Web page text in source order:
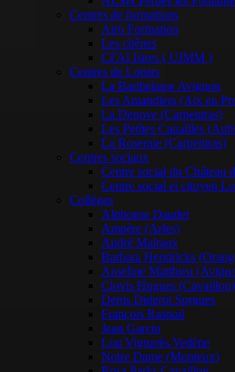
Centres de formations
Airo Formation
Les chênes
CFAI Istres ( UIMM )
Centres de Loisirs
La Barthelasse Avignon
Les Amandiers (Aix en
La Denove (Carpentras)
Les Petites Canailles
La Roseraie (Carpentras)
Centres sociaux
Centre social du Château
Centre social et citoyen
Collèges
Alphonse Daudet
Ampère (Arles)
André Malraux
Barbara Hendricks
Anselme Matthieu
Clovis Hugues (Cavaillon)
Denis Diderot Sorgues
François Raspail
Jean Garcin
Lou Vignarès Vedène
Notre Dame (Monteux)